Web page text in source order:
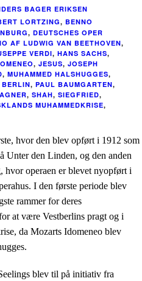
BAGER ERIKSEN
LORTZING, BENNO
, DEUTSCHES OPER
AF LUDWIG VAN BEETHOVEN,
VERDI, HANS SACHS,
, JESUS, JOSEPH
, MUHAMMED HALSHUGGES,
BERLIN, PAUL BAUMGARTEN,
, SHAH, SIEGFRIED,
MUHAMMEDKRISE,
hvor den blev opført i 1912 som
Unter den Linden, og den anden
hvor operaen er blevet nyopført i
I den første periode blev
rammer for deres
at være Vestberlins pragt og i
da Mozarts Idomeneo blev
blev til på initiativ fra